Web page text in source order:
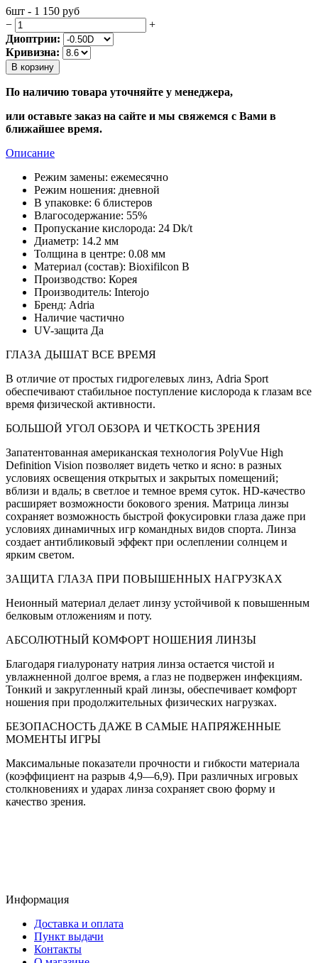
6шт - 1 150 руб
−
+
Диоптрии:
Кривизна:
В корзину
По наличию товара уточняйте у менеджера,
или оставьте заказ на сайте и мы свяжемся с Вами в
ближайшее время.
Описание
Режим замены: ежемесячно
Режим ношения: дневной
В упаковке: 6 блистеров
Влагосодержание: 55%
Пропускание кислорода: 24 Dk/t
Диаметр: 14.2 мм
Толщина в центре: 0.08 мм
Материал (состав): Bioxifilcon B
Производство: Корея
Производитель: Interojo
Бренд: Adria
Наличие частично
UV-защита Да
ГЛАЗА ДЫШАТ ВСЕ ВРЕМЯ
В отличие от простых гидрогелевых линз, Adria Sport
обеспечивают стабильное поступление кислорода к глазам все
время физической активности.
БОЛЬШОЙ УГОЛ ОБЗОРА И ЧЕТКОСТЬ ЗРЕНИЯ
Запатентованная американская технология PolyVue High
Definition Vision позволяет видеть четко и ясно: в разных
условиях освещения открытых и закрытых помещений;
вблизи и вдаль; в светлое и темное время суток. HD-качество
расширяет возможности бокового зрения. Матрица линзы
сохраняет возможность быстрой фокусировки глаза даже при
условиях динамичных игр командных видов спорта. Линза
создает антибликовый эффект при ослеплении солнцем и
ярким светом.
ЗАЩИТА ГЛАЗА ПРИ ПОВЫШЕННЫХ НАГРУЗКАХ
Неионный материал делает линзу устойчивой к повышенным
белковым отложениям и поту.
АБСОЛЮТНЫЙ КОМФОРТ НОШЕНИЯ ЛИНЗЫ
Благодаря гиалуронату натрия линза остается чистой и
увлажненной долгое время, а глаз не подвержен инфекциям.
Тонкий и закругленный край линзы, обеспечивает комфорт
ношения при продолжительных физических нагрузках.
БЕЗОПАСНОСТЬ ДАЖЕ В САМЫЕ НАПРЯЖЕННЫЕ
МОМЕНТЫ ИГРЫ
Максимальные показатели прочности и гибкости материала
(коэффициент на разрыв 4,9—6,9). При различных игровых
столкновениях и ударах линза сохраняет свою форму и
качество зрения.
Информация
Доставка и оплата
Пункт выдачи
Контакты